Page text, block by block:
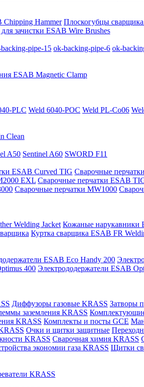
Hammer Плоскогубцы
зачистки ESAB Wire Brushes
pipe-15 ok-backing-pipe-6 ok-
ESAB Magnetic Clamp
PLС Weld 6040-POC Weld PL-Co06
Clean
A50 Sentinel A60 SWORD F11
ESAB Curved TIG Сварочные
EXL Сварочные перчатки ESAB
Сварочные перчатки MW1000
Welding Jacket Кожаные нарукавники
Куртка сварщика ESAB FR
ESAB Eco Handy 200
400 Электрододержатели ESAB
Диффузоры газовые KRASS Затворы
заземления KRASS
KRASS Комплекты и посты GCE
Очки и щитки защитные
KRASS Сварочная химия KRASS
экономии газа KRASS Щитки
KRASS